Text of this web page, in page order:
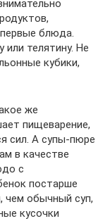
блюда.
или телятину. Не
кубики,
же
пищеварение,
сил. А супы-пюре
в качестве
с
постарше
чем обычный суп,
кусочки